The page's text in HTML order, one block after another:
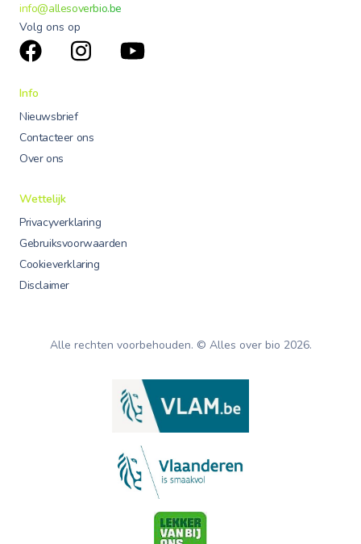
info@allesoverbio.be
Volg ons op
Info
Nieuwsbrief
Contacteer ons
Over ons
Wettelijk
Privacyverklaring
Gebruiksvoorwaarden
Cookieverklaring
Disclaimer
Alle rechten voorbehouden. © Alles over bio 2026.